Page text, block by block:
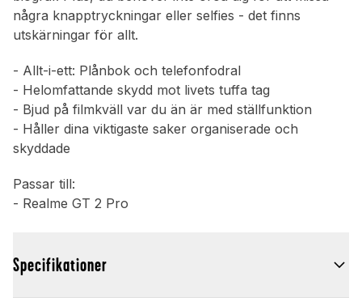
några knapptryckningar eller selfies - det finns
utskärningar för allt.
- Allt-i-ett: Plånbok och telefonfodral
- Helomfattande skydd mot livets tuffa tag
- Bjud på filmkväll var du än är med ställfunktion
- Håller dina viktigaste saker organiserade och
skyddade
Passar till:
- Realme GT 2 Pro
Specifikationer